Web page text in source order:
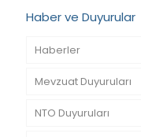
Haber ve Duyurular
Haberler
Mevzuat Duyuruları
NTO Duyuruları